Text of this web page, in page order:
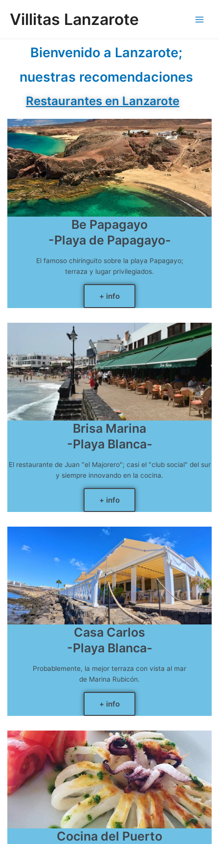
contenido
Villitas Lanzarote
Bienvenido a Lanzarote;
nuestras recomendaciones
Restaurantes en Lanzarote
Be Papagayo
-Playa de Papagayo-
El famoso chiringuito sobre la playa Papagayo;
terraza y lugar privilegiados.
+ info
Brisa Marina
-Playa Blanca-
El restaurante de Juan "el Majorero"; casi el "club social" del sur
y siempre innovando en la cocina.
+ info
Casa Carlos
-Playa Blanca-
Probablemente, la mejor terraza con vista al mar
de Marina Rubicón.
+ info
Cocina del Puerto